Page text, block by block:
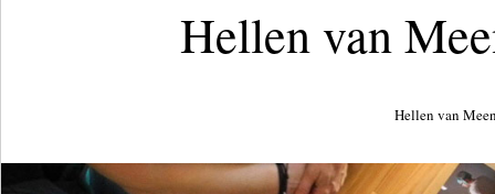
Hellen van
Hellen van